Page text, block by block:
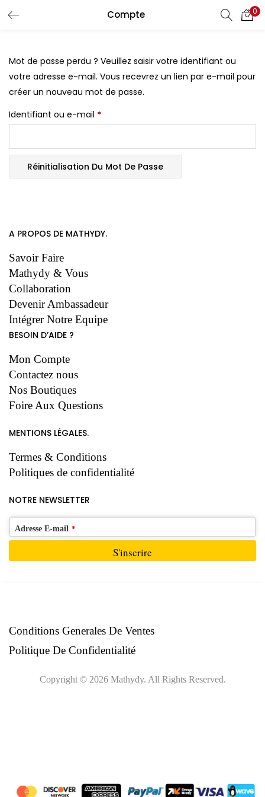
Compte 0
CONNEXION S'INSCRIRE
Entrez votre nom d'utilisateur et mot de passe pour vous
connecter.
Se souvenir de moi
Mot de passe perdu ? Veuillez saisir votre identifiant ou
votre adresse e-mail. Vous recevrez un lien par e-mail pour
créer un nouveau mot de passe.
Identifiant ou e-mail *
Réinitialisation Du Mot De Passe
A PROPOS DE MATHYDY.
Savoir Faire
Mathydy & Vous
Collaboration
Devenir Ambassadeur
Intégrer Notre Equipe
BESOIN D’AIDE ?
Mon Compte
Contactez nous
Nos Boutiques
Foire Aux Questions
MENTIONS LÉGALES.
Termes & Conditions
Politiques de confidentialité
NOTRE NEWSLETTER
Adresse E-mail *
S'inscrire
laissé
vide
Copyright © 2026 Mathydy. All Rights Reserved.
Conditions Generales De Ventes
Politique De Confidentialité